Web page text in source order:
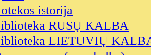
istorija
RUSŲ KALBA
LIETUVIŲ